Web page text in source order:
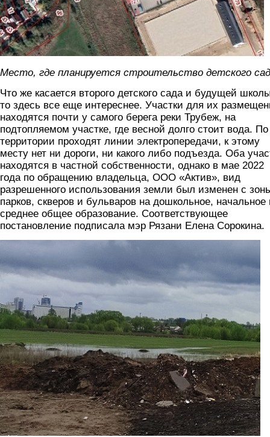
Место, где планируется строительство детского
Что же касается второго детского сада и будущей
то здесь все еще интереснее. Участки для их
находятся почти у самого берега реки Трубеж, на
подтопляемом участке, где весной долго стоит вода. По
территории проходят линии электропередачи, к этому
месту нет ни дороги, ни какого либо подъезда. Оба
находятся в частной собственности, однако в мае 2022
года по обращению владельца, ООО «Актив», вид
разрешенного использования земли был изменен с
парков, скверов и бульваров на дошкольное, начальное
среднее общее образование. Соответствующее
постановление подписала мэр Рязани Елена Сорокина.